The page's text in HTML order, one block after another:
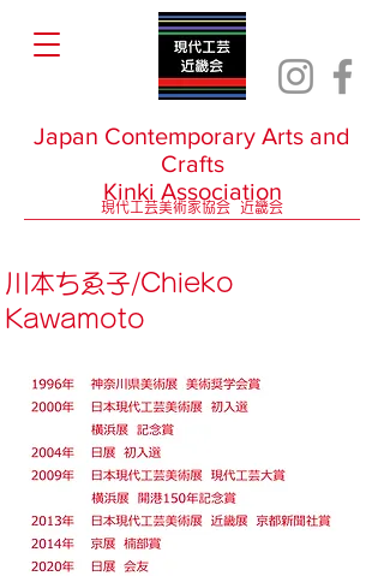
Japan Contemporary Arts and
Crafts
Kinki Association
現代工芸美術家協会 近畿会
​川本ちゑ子/Chieko
Kawamoto